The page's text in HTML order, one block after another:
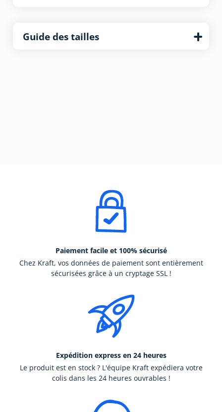
Guide des tailles
Paiement facile et 100% sécurisé
Chez Kraft, vos données de paiement sont entièrement
sécurisées grâce à un cryptage SSL !
Expédition express en 24 heures
Le produit est en stock ? L'équipe Kraft expédiera votre
colis dans les 24 heures ouvrables !